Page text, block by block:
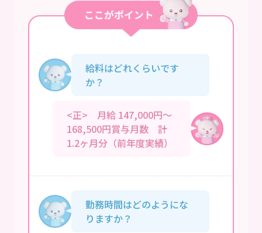
給料はどれくらいです
か？
<正> 月給 147,000円～
168,500円賞与月数 計
1.2ヶ月分（前年度実績）
勤務時間はどのようにな
りますか？